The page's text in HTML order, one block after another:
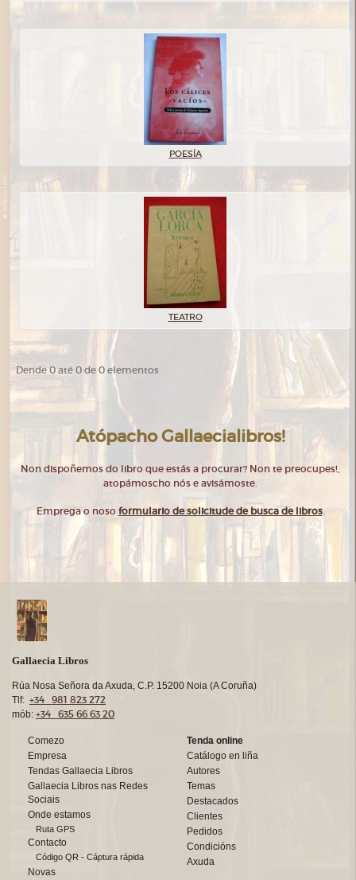
POESÍA
TEATRO
Dende 0 até 0 de 0 elementos
Atópacho Gallaecialibros!
Non dispoñemos do libro que estás a procurar? Non te preocupes!,
atopámoscho nós e avisámoste.
Emprega o noso formulario de solicitude de busca de libros.
Gallaecia Libros
Rúa Nosa Señora da Axuda, C.P. 15200 Noia (A Coruña)
Tlf: +34 981 823 272
mób: +34 635 66 63 20
Comezo
Empresa
Tendas Gallaecia Libros
Gallaecia Libros nas Redes
Sociais
Onde estamos
Ruta GPS
Contacto
Código QR - Cáptura rápida
Novas
Tenda online
Catálogo en liña
Autores
Temas
Destacados
Clientes
Pedidos
Condicións
Axuda